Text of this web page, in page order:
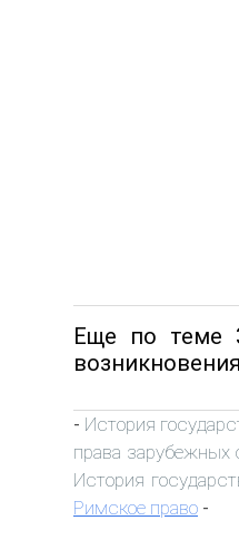
Еще по теме
- История
права зарубежных
История
Римское право -